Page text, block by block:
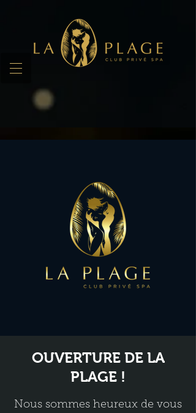
OUVERTURE DE LA
PLAGE !
Nous sommes heureux de vous